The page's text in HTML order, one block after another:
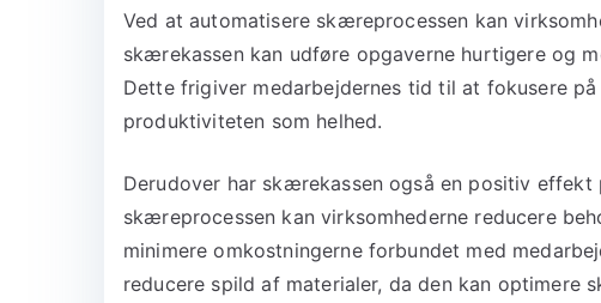
Ved at automatisere skæreprocessen kan
skærekassen kan udføre opgaverne hurtigere og
Dette frigiver medarbejdernes tid til at fokusere
produktiviteten som helhed.
Derudover har skærekassen også en positiv
skæreprocessen kan virksomhederne reducere
minimere omkostningerne forbundet med
reducere spild af materialer, da den kan optimere